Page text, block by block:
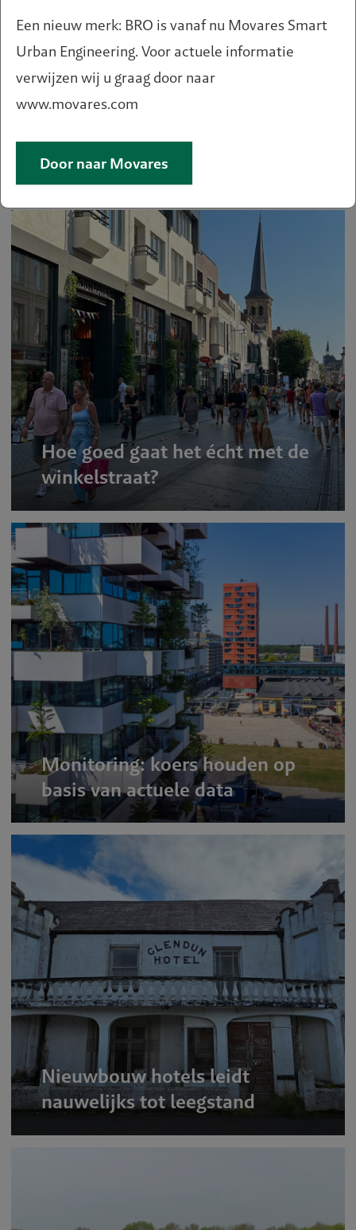
Toekomstbestendig en
duurzaam bedrijventerrein
Hoe goed gaat het écht met de
winkelstraat?
Monitoring: koers houden op
basis van actuele data
Nieuwbouw hotels leidt
nauwelijks tot leegstand
Een nieuw merk: BRO is vanaf nu Movares Smart
Urban Engineering. Voor actuele informatie
verwijzen wij u graag door naar
www.movares.com
Door naar Movares